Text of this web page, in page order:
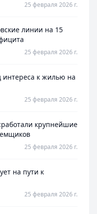
25 февраля 2026 г.
линии на 15
25 февраля 2026 г.
интереса к жилью на
25 февраля 2026 г.
крупнейшие
25 февраля 2026 г.
на пути к
25 февраля 2026 г.